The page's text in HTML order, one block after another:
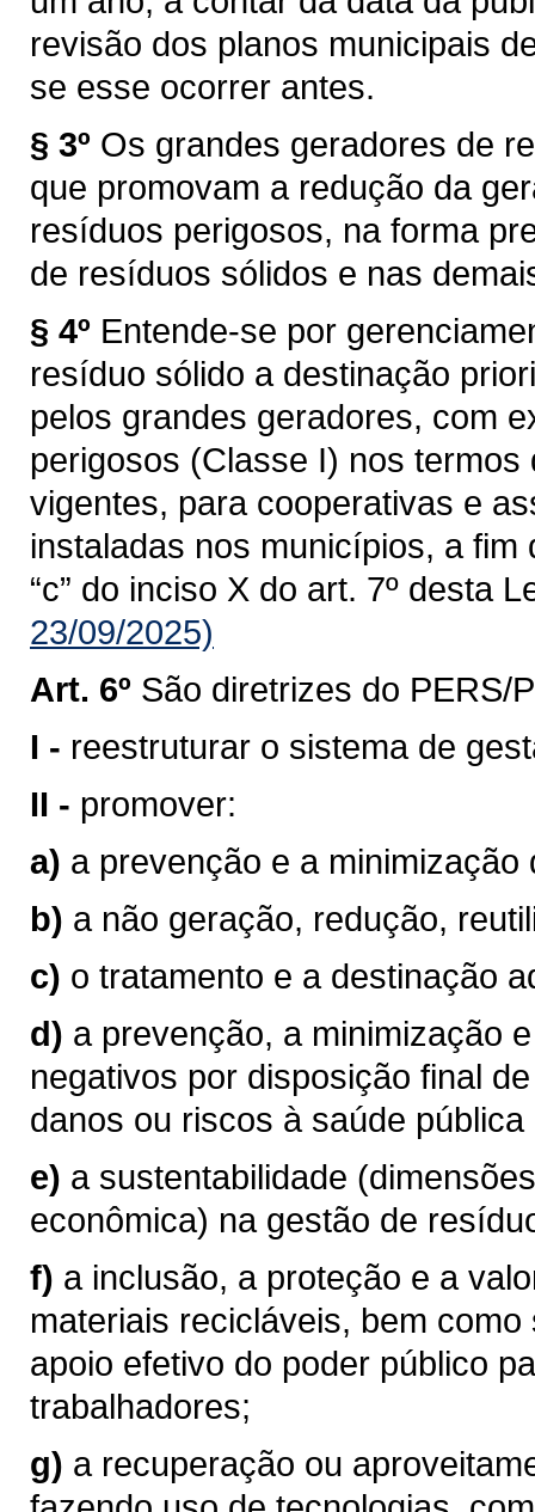
revisão dos planos municipais
se esse ocorrer antes.
§ 3º Os grandes geradores de
que promovam a redução da
resíduos perigosos, na forma
de resíduos sólidos e nas
§ 4º Entende-se por
resíduo sólido a destinação
pelos grandes geradores, com
perigosos (Classe I) nos
vigentes, para cooperativas e
instaladas nos municípios, a
“c” do inciso X do art. 7º desta
23/09/2025)
Art. 6º São diretrizes do PERS/
I - reestruturar o sistema de
II - promover:
a) a prevenção e a
b) a não geração, redução,
c) o tratamento e a destinação
d) a prevenção, a minimização
negativos por disposição final
danos ou riscos à saúde
e) a sustentabilidade
econômica) na gestão de
f) a inclusão, a proteção e a
materiais recicláveis, bem
apoio efetivo do poder público
trabalhadores;
g) a recuperação ou